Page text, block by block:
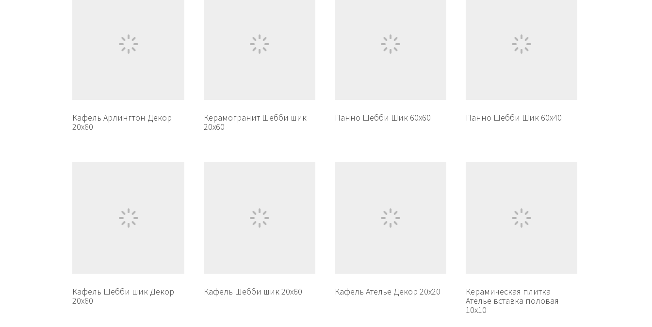
Кафель Арлингтон Декор
20х60
Керамогранит Шебби шик
20х60
Панно Шебби Шик 60х60 Панно Шебби Шик 60х40
Кафель Шебби шик Декор
20х60
Кафель Шебби шик 20х60 Кафель Ателье Декор 20х20
Керамическая плитка
Ателье вставка половая
10х10